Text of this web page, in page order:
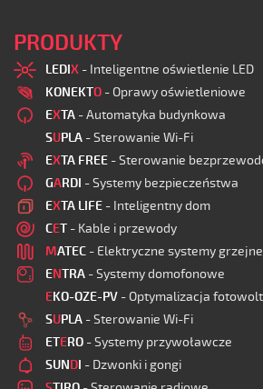
PRODUKTY
LEDIX - Inteligentne oświetlenie LED
KONEKTO - Oprawy oświetleniowe
EXTA - Automatyka budynkowa
SUPLA - Sterowanie Wi-Fi
EXTA FREE - Sterowanie
GARDI - Systemy bezpieczeństwa
EXTA LIFE - Inteligentny dom
CET - Kable i przewody
MATEC - Elektryczne systemy grzejne
ENTRA - Systemy domofonowe
EKO-OZE-PV - Optymalizacja
SUPLA - Sterowanie Wi-Fi
ETERO - Systemy przywoławcze
SUNDI - Dzwonki i gongi